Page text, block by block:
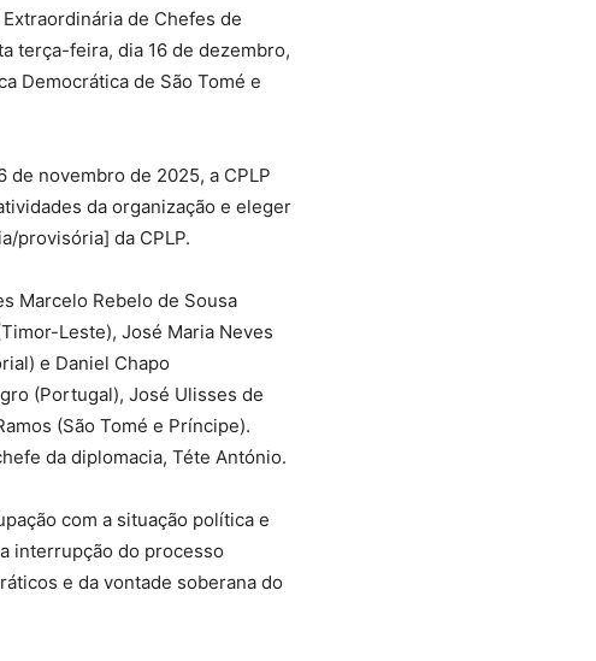
de Chefes de
terça-feira, dia 16 de dezembro,
Democrática de São Tomé e
de novembro de 2025, a CPLP
da organização e eleger
provisória] da CPLP.
Marcelo Rebelo de Sousa
Leste), José Maria Neves
e Daniel Chapo
(Portugal), José Ulisses de
(São Tomé e Príncipe).
da diplomacia, Téte António.
com a situação política e
interrupção do processo
e da vontade soberana do